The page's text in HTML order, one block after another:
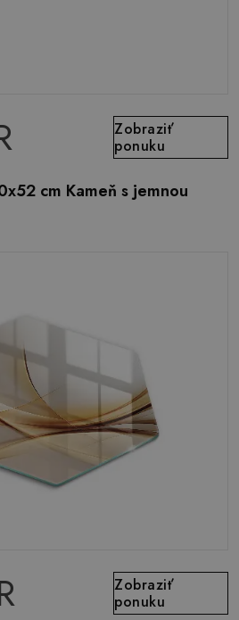
Zobraziť
ponuku
cm Kameň s jemnou
Zobraziť
ponuku